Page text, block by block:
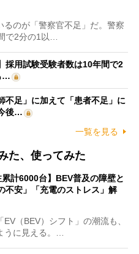
のが「警察官不足」だ。警察
で2分の1以…
採用試験受験者数は10年間で2
…
不足」に加えて「患者不足」に
後…
一覧を見る
た、使ってみた
累計6000台】BEV普及の障壁と
不安」「充電のストレス」解
（BEV）シフト」の潮流も、
うに見える。…